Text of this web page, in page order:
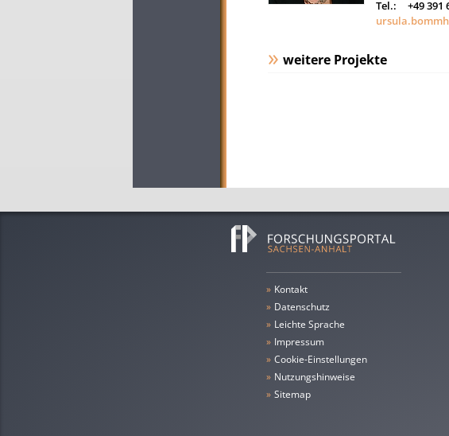
Tel.:
+49 391
weitere Projekte
»
Kontakt
»
Datenschutz
» leichte Sprache
» Impressum
»
Cookie-Einstellungen
»
Nutzungshinweise
»
Sitemap